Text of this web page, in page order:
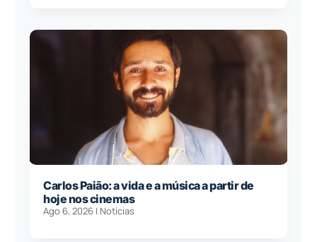
Carlos Paião: a vida e a música a partir de
hoje nos cinemas
Ago 6, 2026 | Notícias